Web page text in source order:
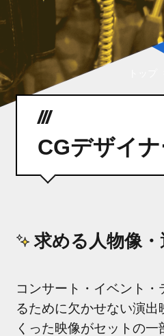
社員インタビュー
テルミックボイス
職場紹介
CGデザイ
求める人物像
コンサート・イベント
るために欠かせない演出
くった映像がセットの